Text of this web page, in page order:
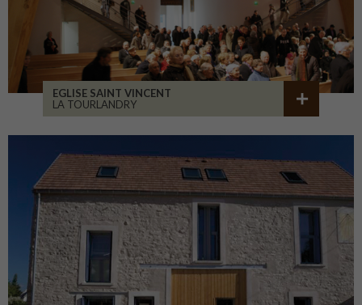
EGLISE SAINT VINCENT
LA TOURLANDRY